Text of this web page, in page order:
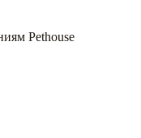
Pethouse